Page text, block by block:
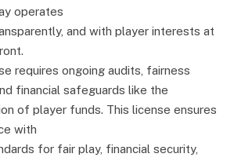
operates
and with player interests at
requires ongoing audits, fairness
financial safeguards like the
of player funds. This license ensures
with
for fair play, financial security,